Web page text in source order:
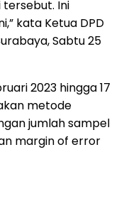
tersebut. Ini
kata Ketua DPD
Sabtu 25
2023 hingga 17
metode
jumlah sampel
margin of error